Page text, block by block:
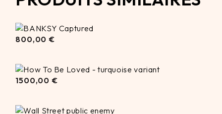
800,00 €
1500,00
1500,00 €